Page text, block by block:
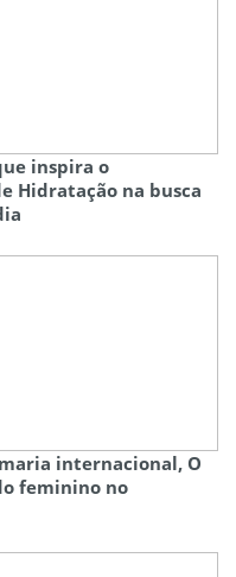
inspira o
Hidratação na busca
internacional, O
feminino no